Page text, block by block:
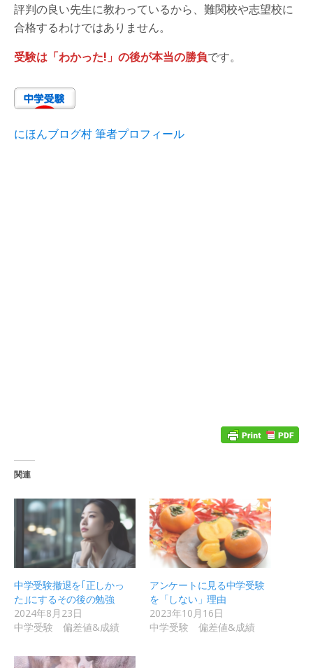
評判の良い先生に教わっているから、難関校や志望校に
合格するわけではありません。
受験は「わかった!」の後が本当の勝負です。
にほんブログ村 筆者プロフィール
関連
中学受験撤退を｢正しかっ
た｣にするその後の勉強
2024年8月23日
中学受験 偏差値&成績
アンケートに見る中学受験
を「しない」理由
2023年10月16日
中学受験 偏差値&成績